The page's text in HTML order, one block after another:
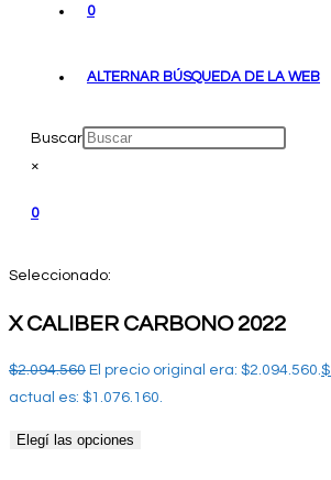
0
ALTERNAR BÚSQUEDA DE LA WEB
Buscar
×
0
Seleccionado:
X CALIBER CARBONO 2022
$2.094.560 El precio original era: $2.094.560.$
actual es: $1.076.160.
Elegí las opciones